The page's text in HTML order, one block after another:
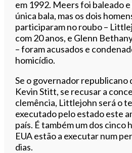
em 1992. Meers foi baleado
única bala, mas os dois
participaram no roubo –
com 20 anos, e Glenn
– foram acusados ​​e
homicídio.
Se o governador republicano
Kevin Stitt, se recusar a
clemência, Littlejohn será o
executado pelo estado este
país. É também um dos cinco
EUA estão a executar num
dias.